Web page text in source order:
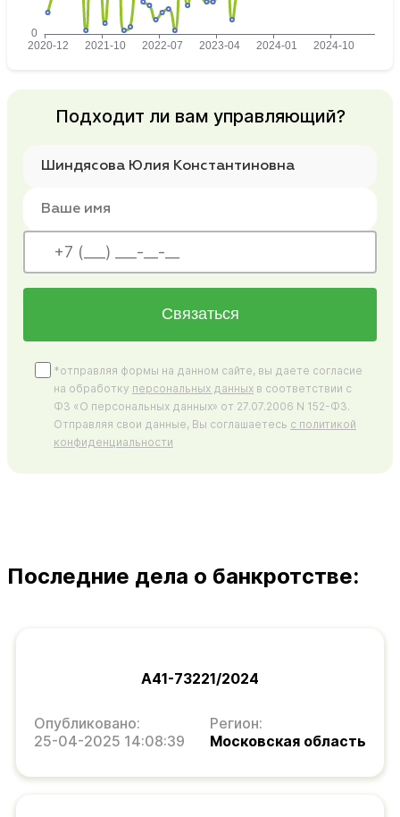
Подходит ли вам управляющий?
Связаться
*отправляя формы на данном сайте, вы даете согласие
на обработку персональных данных в соответствии с
ФЗ «О персональных данных» от 27.07.2006 N 152-ФЗ.
Отправляя свои данные, Вы соглашаетесь с политикой
конфиденциальности
Последние дела о банкротстве:
А41-73221/2024
Опубликовано:
25-04-2025 14:08:39
Регион:
Московская область